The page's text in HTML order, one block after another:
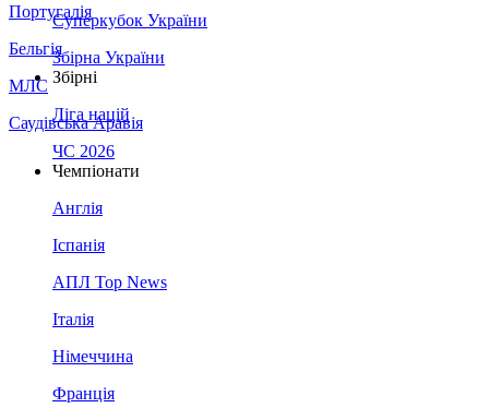
Португалія
Бельгія
МЛС
Саудівська Аравія
Суперкубок України
Збірна України
Збірні
Ліга націй
ЧС 2026
Чемпіонати
Англія
Іспанія
АПЛ Top News
Італія
Німеччина
Франція